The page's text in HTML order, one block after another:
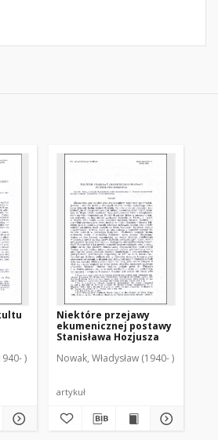
)
Niektóre przejawy
ekumenicznej postawy
Stanisława Hozjusza
Nowak, Władysław (1940- )
artykuł